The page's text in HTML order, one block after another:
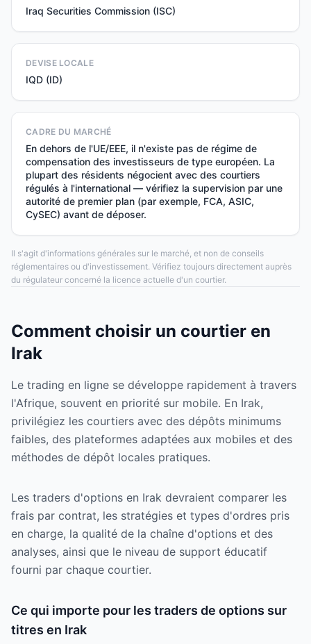
Iraq Securities Commission (ISC)
DEVISE LOCALE
IQD (ID)
CADRE DU MARCHÉ
En dehors de l'UE/EEE, il n'existe pas de régime de
compensation des investisseurs de type européen. La
plupart des résidents négocient avec des courtiers
régulés à l'international — vérifiez la supervision par une
autorité de premier plan (par exemple, FCA, ASIC,
CySEC) avant de déposer.
Il s'agit d'informations générales sur le marché, et non de conseils
réglementaires ou d'investissement. Vérifiez toujours directement auprès
du régulateur concerné la licence actuelle d'un courtier.
Comment choisir un courtier en
Irak
Le trading en ligne se développe rapidement à travers
l'Afrique, souvent en priorité sur mobile. En Irak,
privilégiez les courtiers avec des dépôts minimums
faibles, des plateformes adaptées aux mobiles et des
méthodes de dépôt locales pratiques.
Les traders d'options en Irak devraient comparer les
frais par contrat, les stratégies et types d'ordres pris
en charge, la qualité de la chaîne d'options et des
analyses, ainsi que le niveau de support éducatif
fourni par chaque courtier.
Ce qui importe pour les traders de options sur
titres en Irak